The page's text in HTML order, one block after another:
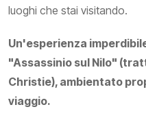
luoghi che stai visitando.
Un'esperienza
"Assassinio sul Nilo"
Christie), ambientato
viaggio.